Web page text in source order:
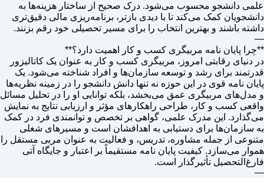
علمی دانشجو محسوب می‌شود. درک صحیح از ساختار هزینه‌ها به
دانشجویان کمک می‌کند تا با دیدی بازتر، برنامه‌ریزی مالی دقیق‌تری
داشته باشند و بهترین انتخاب را برای مسیر تحصیلی خود رقم بزنند.
—
**چرا پایان نامه مربیگری کسب و کار اهمیت دارد؟**
در دنیای رقابتی امروز، مربیگری کسب و کار به عنوان یک کاتالیزور
قدرتمند برای رشد و توسعه سازمان‌ها و افراد شناخته می‌شود. یک
پایان نامه قوی در این حوزه نه تنها دانش دانشجو را در زمینه نظریه‌ها
و مدل‌های مربیگری عمق می‌بخشد، بلکه توانایی او را در تحلیل مسائل
واقعی کسب و کار، طراحی راهکارهای مؤثر و ارزیابی نتایج به نمایش
می‌گذارد. این مدرک علمی، گواهی بر تخصص و توانمندی فرد در کمک
به سازمان‌ها برای دستیابی به اهدافشان است و مسیرهای شغلی
متنوعی از جمله مشاوره، تدریس، و فعالیت به عنوان مربی مستقل را
هموار می‌سازد. کیفیت پایان نامه مستقیماً بر اعتبار و جایگاه آتی
فارغ‌التحصیل تأثیرگذار است.
—